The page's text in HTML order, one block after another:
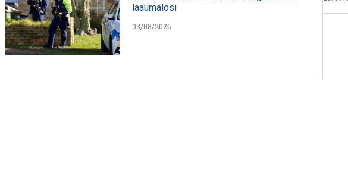
laaumalosi
03/08/2026